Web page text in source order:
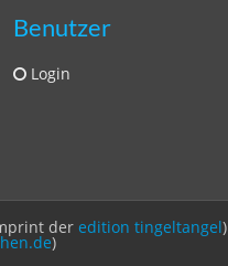
Benutzer
Login
der edition tingeltangel)
)